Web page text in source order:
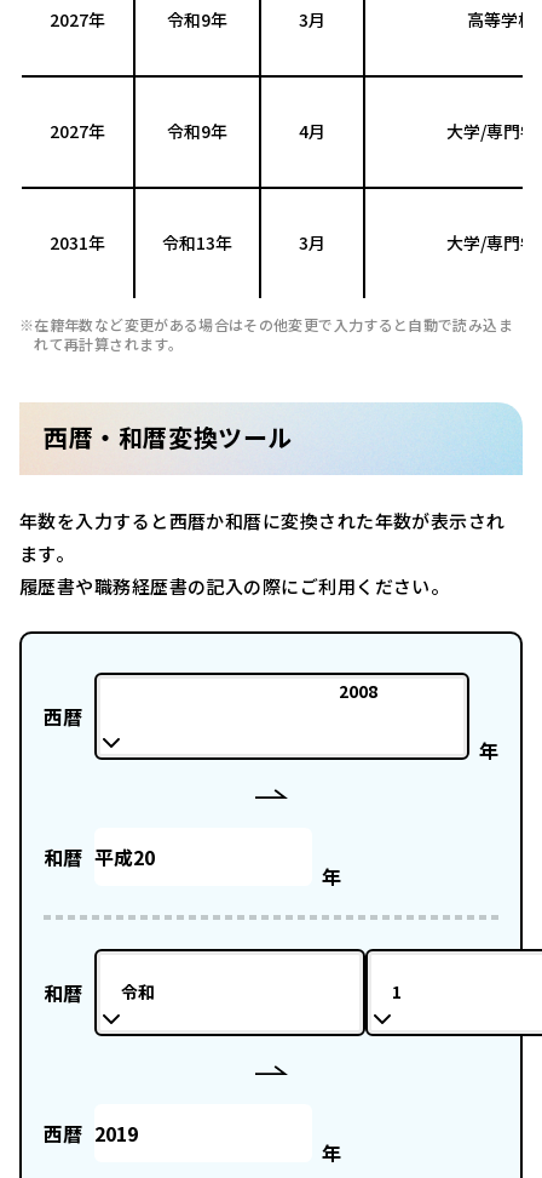
2027年 令和9年 3月 高等学校
2027年 令和9年 4月 大学/専門学
2031年 令和13年 3月 大学/専門学
在籍年数など変更がある場合はその他変更で入力すると自動で読み込ま
れて再計算されます。
西暦・和暦変換ツール
年数を入力すると西暦か和暦に変換された年数が表示され
ます。
履歴書や職務経歴書の記入の際にご利用ください。
西暦
2008
年
和暦
年
和暦 令和 1
西暦
年